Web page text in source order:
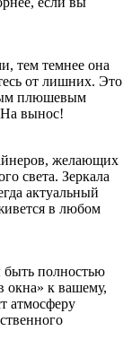
тем темнее она
от лишних. Это
плюшевым
На вынос!
желающих
света. Зеркала
актуальный
в любом
полностью
окна» к вашему,
атмосферу